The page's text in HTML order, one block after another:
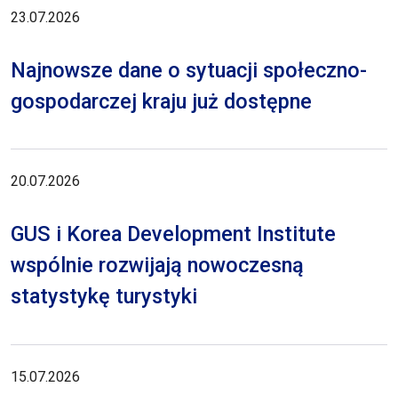
23.07.2026
Najnowsze dane o sytuacji społeczno-
gospodarczej kraju już dostępne
20.07.2026
GUS i Korea Development Institute
wspólnie rozwijają nowoczesną
statystykę turystyki
15.07.2026